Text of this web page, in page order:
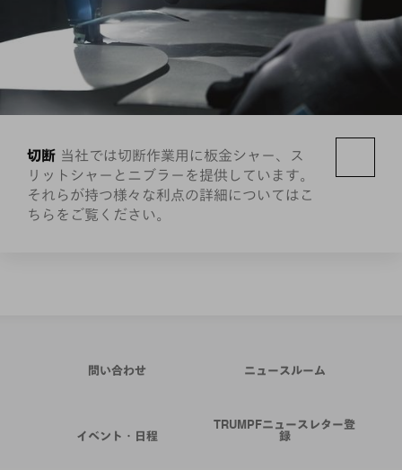
切断 当社では切断作業用に板金シャー、ス
リットシャーとニブラーを提供しています。
それらが持つ様々な利点の詳細についてはこ
ちらをご覧ください。
問い合わせ ニュースルーム
イベント・日程
TRUMPFニュースレター登
録